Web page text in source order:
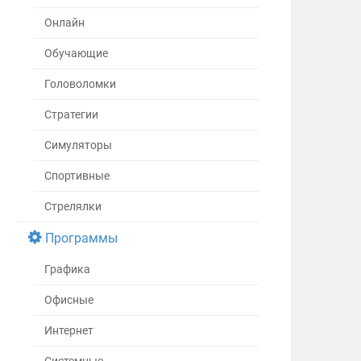
Онлайн
Обучающие
Головоломки
Стратегии
Симуляторы
Спортивные
Стрелялки
Программы
Графика
Офисные
Интернет